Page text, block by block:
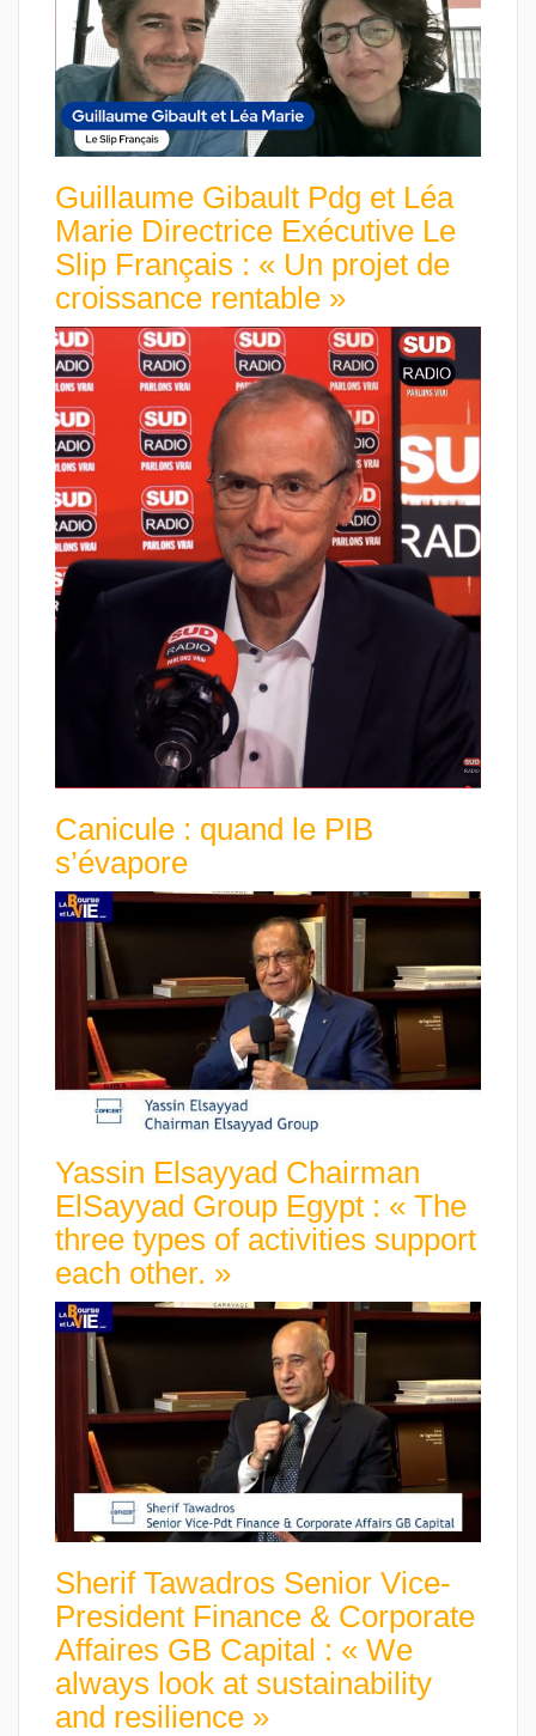
Guillaume Gibault Pdg et Léa
Marie Directrice Exécutive Le
Slip Français : « Un projet de
croissance rentable »
Canicule : quand le PIB
s’évapore
Yassin Elsayyad Chairman
ElSayyad Group Egypt : « The
three types of activities support
each other. »
Sherif Tawadros Senior Vice-
President Finance & Corporate
Affaires GB Capital : « We
always look at sustainability
and resilience »